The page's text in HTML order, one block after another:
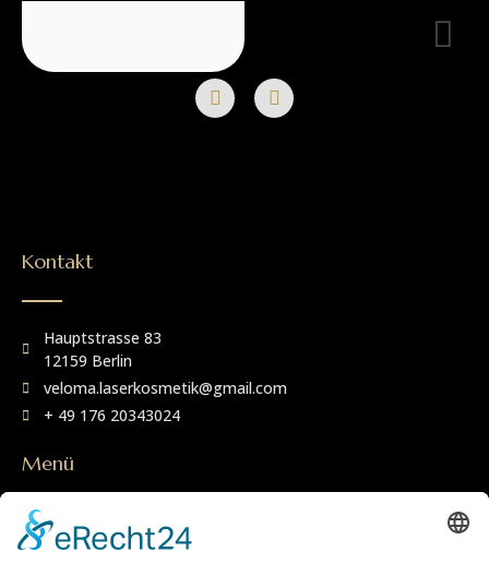
Kontakt
Hauptstrasse 83
12159 Berlin
veloma.laserkosmetik@gmail.com
+ 49 176 20343024
Menü
Startseite